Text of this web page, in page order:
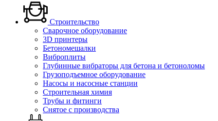
Строительство
Сварочное оборудование
3D принтеры
Бетономешалки
Виброплиты
Глубинные вибраторы для бетона и бетоноломы
Грузоподъемное оборудование
Насосы и насосные станции
Строительная химия
Трубы и фитинги
Снятое с производства